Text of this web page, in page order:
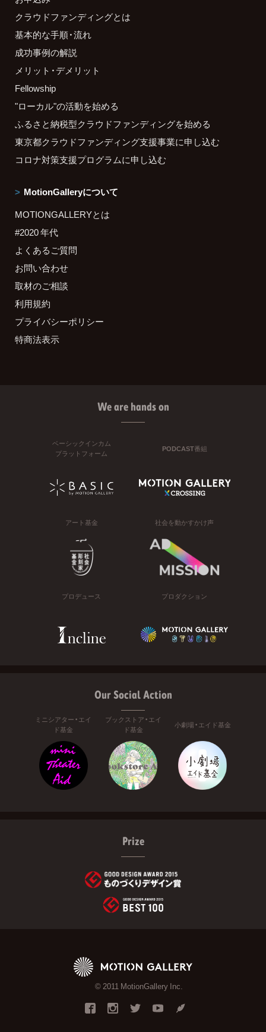
クラウドファンディングとは
基本的な手順・流れ
成功事例の解説
メリット・デメリット
Fellowship
"ローカル"の活動を始める
ふるさと納税型クラウドファンディングを始める
東京都クラウドファンディング支援事業に申し込む
コロナ対策支援プログラムに申し込む
MotionGalleryについて
MOTIONGALLERYとは
#2020 年代
よくあるご質問
お問い合わせ
取材のご相談
利用規約
プライバシーポリシー
特商法表示
We are hands on
ベーシックインカム
プラットフォーム
PODCAST番組
アート基金 社会を動かすかけ声
プロデュース プロダクション
Our Social Action
ミニシアター・エイ
ド基金
ブックストア・エイ
ド基金
小劇場・エイド基金
Prize
© 2011 MotionGallery Inc.